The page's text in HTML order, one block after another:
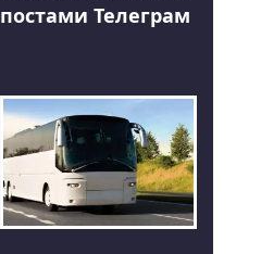
постами Телеграм